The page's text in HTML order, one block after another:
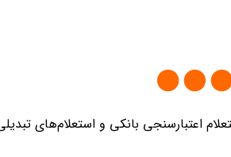
اعتبارسنجی بانکی و استعلام‌های